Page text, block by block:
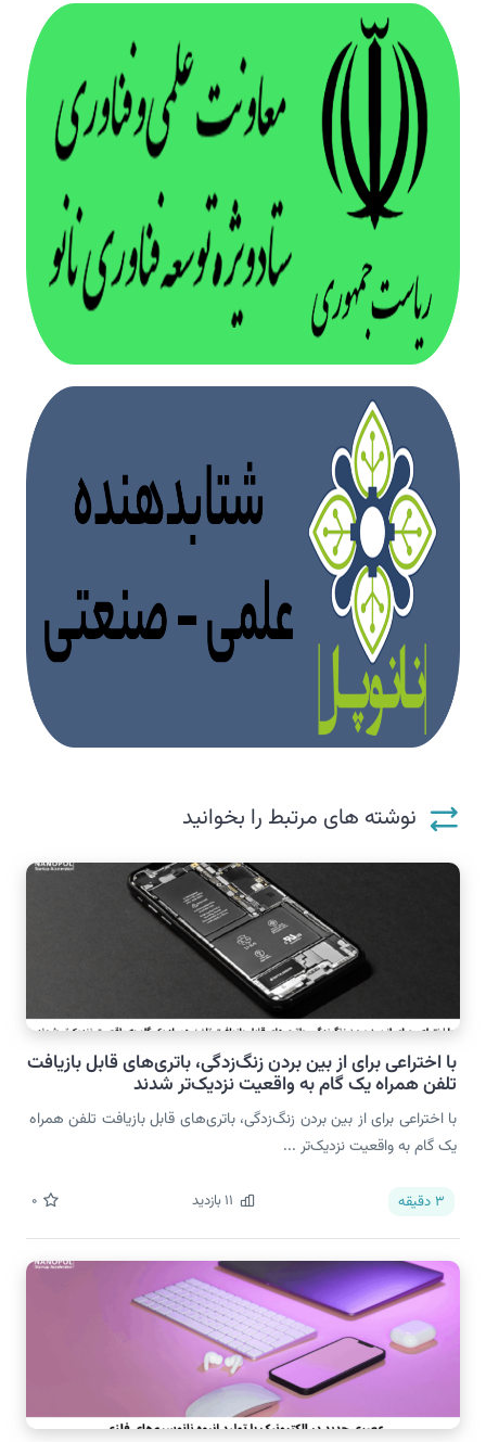
نوشته های مرتبط را بخوانید
با اختراعی برای از بین بردن زنگ‌زدگی، باتری‌های قابل بازیافت
تلفن همراه یک گام به واقعیت نزدیک‌تر شدند
با اختراعی برای از بین بردن زنگ‌زدگی، باتری‌های قابل بازیافت تلفن همراه
یک گام به واقعیت نزدیک‌تر ...
3 دقیقه 11 بازدید 0